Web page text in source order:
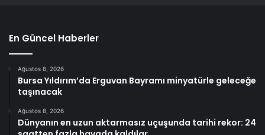
En Güncel Haberler
Ağustos 8, 2026
Bursa Yıldırım’da Erguvan Bayramı minyatürle geleceğe
taşınacak
Ağustos 8, 2026
Dünyanın en uzun aktarmasız uçuşunda tarihi rekor: 24